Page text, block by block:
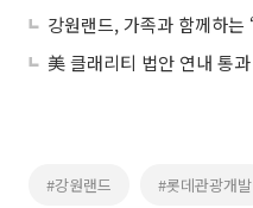
#강원랜드 #롯데관광개발